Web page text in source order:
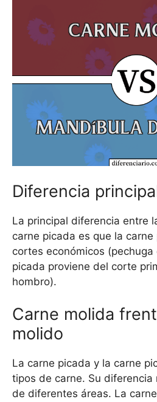
Diferencia
La principal diferencia entre
carne picada es que la
cortes económicos (pechuga
picada proviene del corte
hombro).
Carne molida
molido
La carne picada y la carne
tipos de carne. Su
de diferentes áreas. La